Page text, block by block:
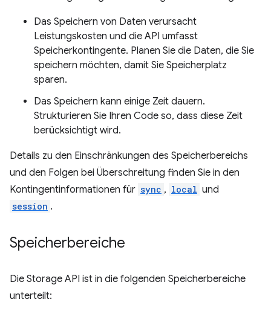
Das Speichern von Daten verursacht
Leistungskosten und die API umfasst
Speicherkontingente. Planen Sie die Daten, die Sie
speichern möchten, damit Sie Speicherplatz
sparen.
Das Speichern kann einige Zeit dauern.
Strukturieren Sie Ihren Code so, dass diese Zeit
berücksichtigt wird.
Details zu den Einschränkungen des Speicherbereichs
und den Folgen bei Überschreitung finden Sie in den
Kontingentinformationen für sync , local und
session .
Speicherbereiche
Die Storage API ist in die folgenden Speicherbereiche
unterteilt: